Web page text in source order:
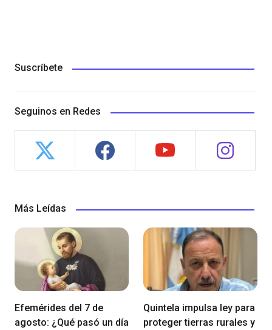
Suscríbete
Seguinos en Redes
Más Leídas
Efemérides del 7 de
agosto: ¿Qué pasó un día
Quintela impulsa ley para
proteger tierras rurales y